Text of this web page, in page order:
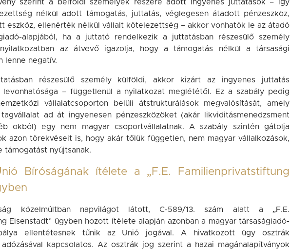
szerint a belföldi személyek részére adott ingyenes juttatások – így
nélkül adott támogatás, juttatás, véglegesen átadott pénzeszköz,
eszköz, ellenérték nélkül vállalt kötelezettség – akkor vonhatók le az átadó
alapjából, ha a juttató rendelkezik a juttatásban részesülő személy
az átvevő igazolja, hogy a támogatás nélkül a társasági
lenne negatív.
részesülő személy külföldi, akkor kizárt az ingyenes juttatás
– függetlenül a nyilatkozat meglététől. Ez a szabály pedig
vállalatcsoporton belüli átstrukturálások megvalósítását, amely
ad át ingyenesen pénzeszközöket (akár likviditásmenedzsment
okból) egy nem magyar csoportvállalatnak. A szabály szintén gátolja
azon törekvéseit is, hogy akár tőlük független, nem magyar vállalkozások,
támogatást nyújtsanak.
Bíróságának ítélete a „F.E. Familienprivatstiftung
közelmúltban napvilágot látott, C-589/13. szám alatt a „F.E.
Eisenstadt” ügyben hozott ítélete alapján azonban a magyar társaságiadó-
ellentétesnek tűnik az Unió jogával. A hivatkozott ügy osztrák
adózásával kapcsolatos. Az osztrák jog szerint a hazai magánalapítványok